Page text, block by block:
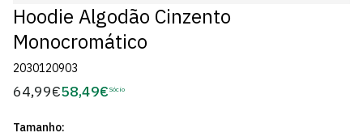
Hoodie Algodão Cinzento
Monocromático
2030120903
Preço
64,99€Preço
Sócio
58,49€ Sócio
Tamanho: